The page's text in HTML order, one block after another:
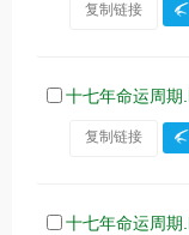
复制链接
十七年命运周
复制链接
十七年命运周